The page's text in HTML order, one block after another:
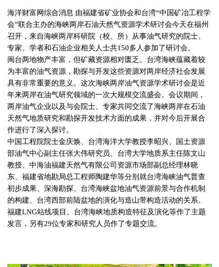
海洋财富网综合消息 由福建省矿业协会和台湾“中国矿冶工程学
会”联合主办的海峡两岸石油天然气资源学术研讨会今天在福州
召开，来自海峡两岸科研院（校、所）从事油气研究的院士、
专家、学者和石油企业相关人士共150多人参加了研讨会。
闽台两地物产丰富，但矿藏资源相对匮乏。台湾海峡蕴藏着较
为丰富的油气资源，勘探与开发这些资源对两岸经济社会发展
具有非常重要的意义。这次海峡两岸油气资源学术研讨会是近
年来两岸在油气研究领域的一次大规模交流盛会。会议期间，
两岸油气企业以及与会院士、专家共同交流了海峡两岸在石油
天然气地质研究和勘探开发技术方面的成果，并对今后开展合
作进行了深入探讨。
中国工程院院士金庆焕、台湾海洋大学教授李昭兴、国土资源
部油气中心副主任张大伟研究员、台湾大学地质系主任陈文山
教授、中海油福建天然气有限公司资源市场部副总经理林晓
东、福建省地勘局总工程师陶建华等分别就台湾海峡油气普查
初步成果、深海勘探、台湾海峡盆地油气资源前景与合作机制
的构建、台湾西部前陆盆地的演化与造山带构造活动的关系、
福建LNG站线项目、台湾海峡地质构造特征及演化等作了主题
发言，另有29位专家和研究人员作了专题交流。